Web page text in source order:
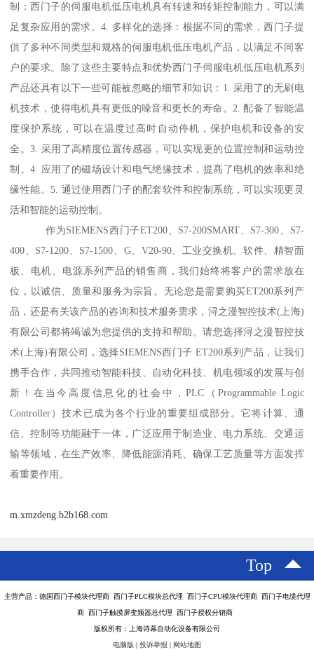
制：西门子的伺服电机低压电机具有转速和转矩控制能力，可以满
足复杂应用的需求。4. 多样化的选择：根据不同的需求，西门子提
供了多种不同类型和规格的伺服电机低压电机产品，以满足不同客
户的要求。除了这些主要特点和优势西门子伺服电机低压电机系列
产品还具有以下一些可能被忽略的细节和知识：1. 采用了的无刷电
机技术，使得电机具有更低的噪音和更长的寿命。2. 配备了智能温
度保护系统，可以在温度过高时自动停机，保护电机和设备的安
全。3. 采用了高精度位置传感器，可以实现更的位置控制和运动控
制。4. 应用了的磁场设计和电气绝缘技术，提髙了电机的效率和绝
缘性能。5. 通过使用西门子的配套软件和控制系统，可以实现更灵
活和智能的运动控制。
作为SIEMENS西门子ET200、S7-200SMART、S7-300、S7-
400、S7-1200、S7-1500、G、V20-90、工业交换机、软件、精智面
板、电机、电源系列产品的销售商，我们始终将客户的需求放在
位，以诚信、质量和服务为宗旨。无论您是需要购买ET200系列产
品，还是有关该产品的咨询和技术服务需求，浔之漫智控技术(上海)
有限公司都将竭诚为您提供的支持和帮助。请您选择浔之漫智控技
术(上海)有限公司，选择SIEMENS西门子 ET200系列产品，让我们
携手合作，共同推动智能科技、自动化科技、机电领域的发展与创
新！在当今高度信息化的社会中，PLC（Programmable Logic
Controller）技术已成为各个行业的重要组成部分。它将计算、通
信、控制等功能融于一体，广泛应用于制造业、电力系统、交通运
输等领域，在生产效率、降低能源消耗、确保工艺质量等方面发挥
着重要作用。
m.xmzdeng.b2b168.com
Top
主营产品：德国西门子模块代理商 西门子PLC模块总代理 西门子CPU模块代理商 西门子电缆代理
商 西门子触摸屏变频器总代理 西门子授权分销商
版权所有：上海诗幕自动化设备有限公司
电脑版 | 投诉举报 | 网站地图